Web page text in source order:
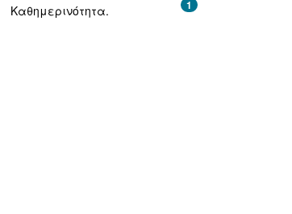
1
Καθημερινότητα.